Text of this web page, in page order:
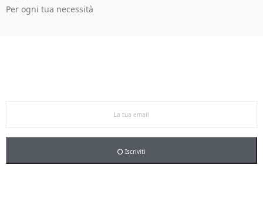
Per ogni tua necessità
Iscriviti